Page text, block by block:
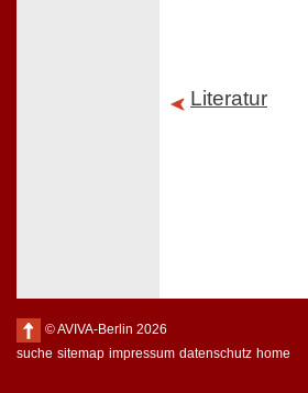
Literatur
© AVIVA-Berlin 2026
suche sitemap impressum datenschutz home